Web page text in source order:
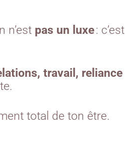
n’est pas un luxe: c’est
travail, reliance
total de ton être.